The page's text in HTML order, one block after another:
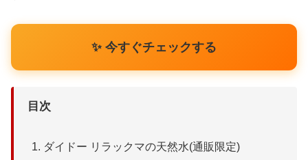
✨ 今すぐチェックする
目次
ダイドー リラックマの天然水(通販限定)